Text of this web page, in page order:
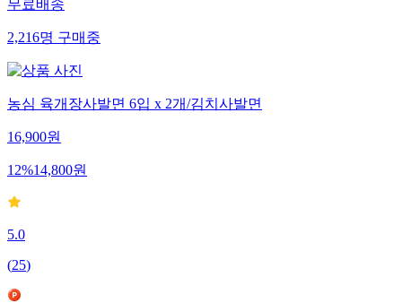
무료배송
2,216명구매중
농심 육개장사발면 6입 x 2개/김치사발면
16,900원
12%14,800원
5.0
(25)